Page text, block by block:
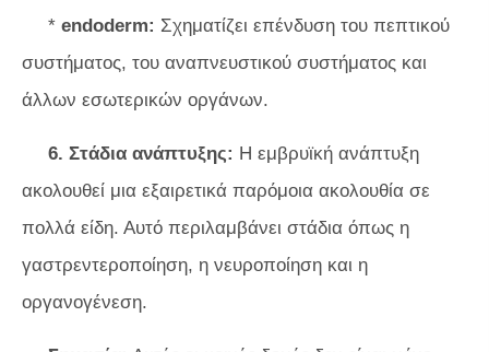
* endoderm: Σχηματίζει επένδυση του πεπτικού
συστήματος, του αναπνευστικού συστήματος και
άλλων εσωτερικών οργάνων.
6. Στάδια ανάπτυξης: Η εμβρυϊκή ανάπτυξη
ακολουθεί μια εξαιρετικά παρόμοια ακολουθία σε
πολλά είδη. Αυτό περιλαμβάνει στάδια όπως η
γαστρεντεροποίηση, η νευροποίηση και η
οργανογένεση.